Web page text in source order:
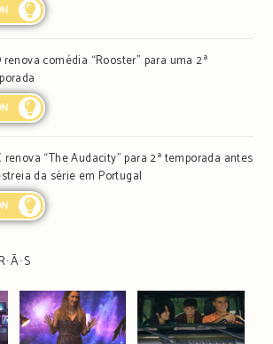
renova comédia “Rooster” para uma 2ª
renova “The Audacity” para 2ª temporada antes
da série em Portugal